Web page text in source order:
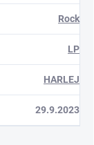
Rock
LP
HARLEJ
29.9.2023